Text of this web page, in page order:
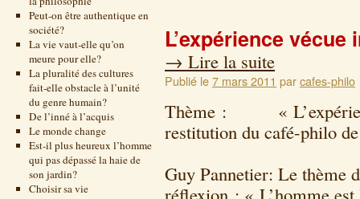
Peut-on être authentique en
société?
La vie vaut-elle qu’on
meure pour elle?
La pluralité des cultures
fait-elle obstacle à l’unité
du genre humain?
De l’inné à l’acquis
Le monde change
Est-il plus heureux l’homme
qui pas dépassé la haie de
son jardin?
Choisir sa vie
L’expérience
→ Lire la suite
Publié le7 mars 2011 parcafes-philo
Thème : «
restitution du café-philo
Guy Pannetier: Le thème
réflexion : « L’homme